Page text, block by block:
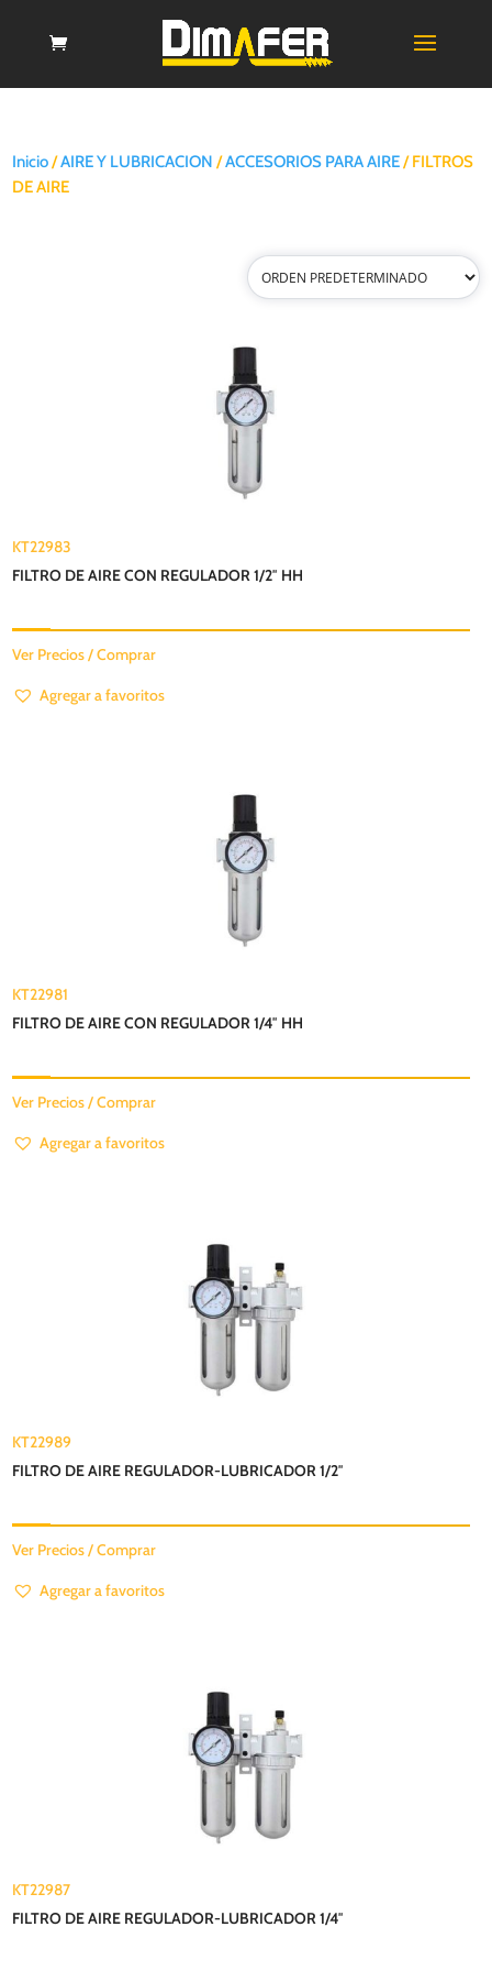
Inicio/AIRE Y LUBRICACION /ACCESORIOS PARA AIRE/ FILTROS
DE AIRE
KT22983
FILTRO DE AIRE CON REGULADOR 1/2″ HH
Ver Precios / Comprar
Agregar a favoritos
KT22981
FILTRO DE AIRE CON REGULADOR 1/4″ HH
Ver Precios / Comprar
Agregar a favoritos
KT22989
FILTRO DE AIRE REGULADOR-LUBRICADOR 1/2″
Ver Precios / Comprar
Agregar a favoritos
KT22987
FILTRO DE AIRE REGULADOR-LUBRICADOR 1/4″